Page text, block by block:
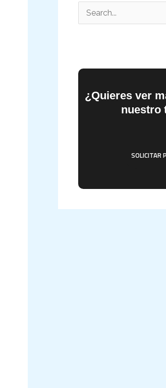
¿Quieres ver
nuestro
SOLICITAR